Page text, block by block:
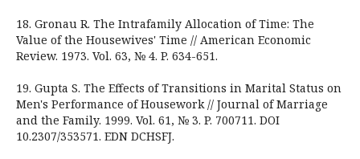
18. Gronau R. The Intrafamily Allocation of Time: The
Value of the Housewives' Time // American Economic
Review. 1973. Vol. 63, № 4. P. 634-651.
19. Gupta S. The Effects of Transitions in Marital Status on
Men's Performance of Housework // Journal of Marriage
and the Family. 1999. Vol. 61, № 3. P. 700711. DOI
10.2307/353571. EDN DCHSFJ.